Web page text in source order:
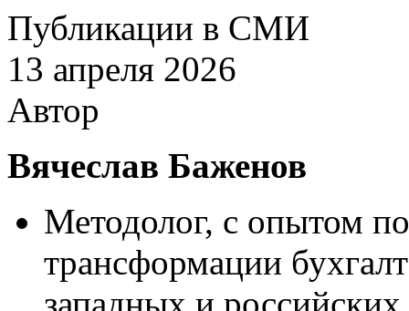
Публикации в СМИ
13 апреля 2026
Автор
Вячеслав Баженов
Методолог, с опытом
трансформации